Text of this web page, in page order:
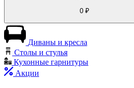
0₽
Диваны и кресла
Столы и стулья
Кухонные гарнитуры
Акции